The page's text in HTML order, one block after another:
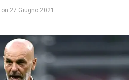
on 27 Giugno 2021